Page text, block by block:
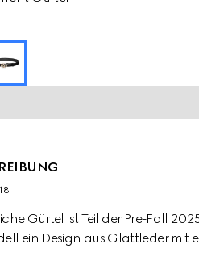
Gürtel ist Teil der Pre-Fall
ein Design aus Glattleder